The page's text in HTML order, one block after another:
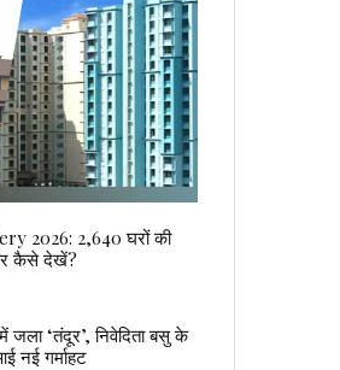
2026: 2,640 घरों की
कैसे देखें?
जला ‘तंदूर’, निवेदिता बसु के
नई गर्माहट